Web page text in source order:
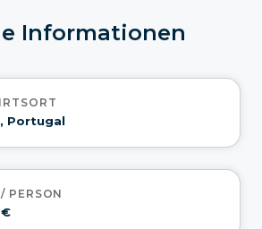
Informationen
Portugal
PERSON